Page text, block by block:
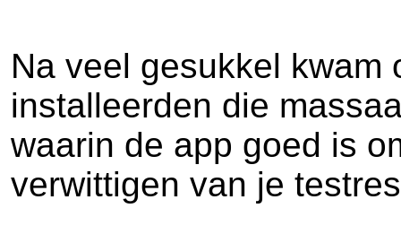
Na veel gesukkel kwam
installeerden die
waarin de app goed is
verwittigen van je